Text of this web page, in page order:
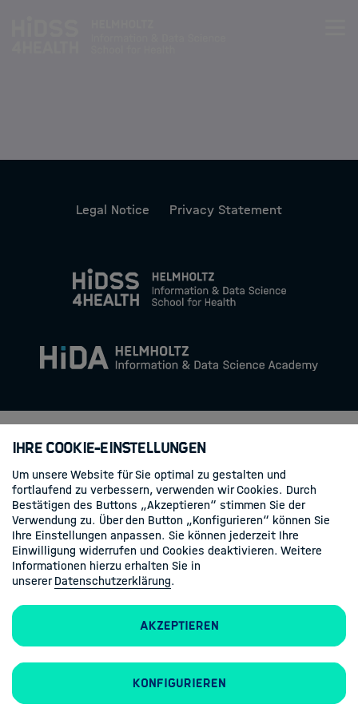
Curriculum
Life Science & Health Lecture Series
Contact
Legal Notice Privacy Statement
Ihre Cookie-Einstellungen
Um unsere Website für Sie optimal zu gestalten und
fortlaufend zu verbessern, verwenden wir Cookies. Durch
Bestätigen des Buttons „Akzeptieren“ stimmen Sie der
Verwendung zu. Über den Button „Konfigurieren“ können Sie
Ihre Einstellungen anpassen. Sie können jederzeit Ihre
Einwilligung widerrufen und Cookies deaktivieren. Weitere
Informationen hierzu erhalten Sie in
unsererDatenschutzerklärung.
Akzeptieren
Konfigurieren